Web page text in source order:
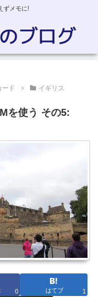
ずメモに!
ド イギリス
を使う その5:
0 はてブ 1